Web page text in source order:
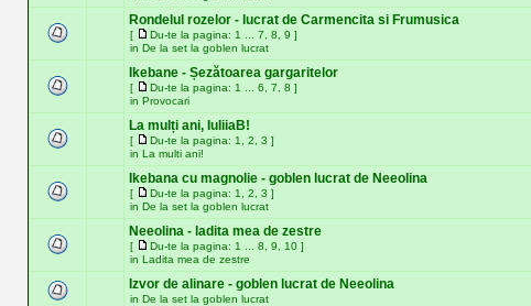
Rondelul rozelor - lucrat de Carmencita si Frumusica
[ Du-te la pagina: 1 7 8 9 ]
in De la set la goblen lucrat
Ikebane - Șezătoarea gargaritelor
[ Du-te la pagina: 1 6 7 8 ]
in Provocari
La mulți ani, IuliiaB!
[ Du-te la pagina: 1 2 3 ]
in La multi ani!
Ikebana cu magnolie - goblen lucrat de Neeolina
[ Du-te la pagina: 1 2 3 ]
in De la set la goblen lucrat
Neeolina - ladita mea de zestre
[ Du-te la pagina: 1 8 9 10 ]
in Ladita mea de zestre
Izvor de alinare - goblen lucrat de Neeolina
in De la set la goblen lucrat